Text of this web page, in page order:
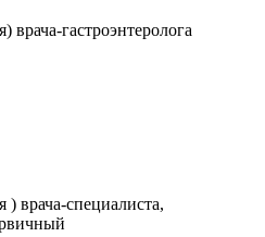
врача-гастроэнтеролога
) врача-специалиста,